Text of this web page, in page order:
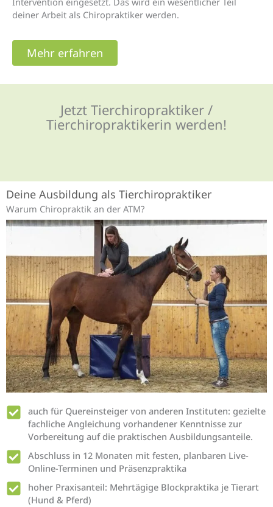
deiner Arbeit als Chiropraktiker werden.
Mehr erfahren
Jetzt Tierchiropraktiker /
Tierchiropraktikerin werden!
Deine Ausbildung als Tierchiropraktiker
Warum Chiropraktik an der ATM?
auch für Quereinsteiger von anderen Instituten: gezielte
fachliche Angleichung vorhandener Kenntnisse zur
Vorbereitung auf die praktischen Ausbildungsanteile.
Abschluss in 12 Monaten mit festen, planbaren Live-
Online-Terminen und Präsenzpraktika
hoher Praxisanteil: Mehrtägige Blockpraktika je Tierart
(Hund & Pferd)